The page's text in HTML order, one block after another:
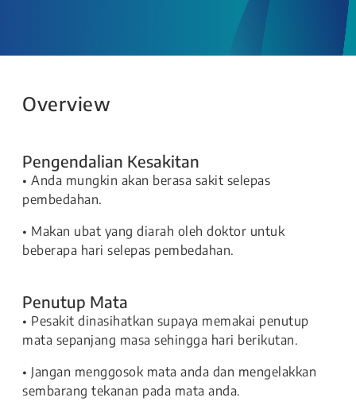
Overview
Pengendalian Kesakitan
• Anda mungkin akan berasa sakit selepas
pembedahan.
• Makan ubat yang diarah oleh doktor untuk
beberapa hari selepas pembedahan.
Penutup Mata
• Pesakit dinasihatkan supaya memakai penutup
mata sepanjang masa sehingga hari berikutan.
• Jangan menggosok mata anda dan mengelakkan
sembarang tekanan pada mata anda.